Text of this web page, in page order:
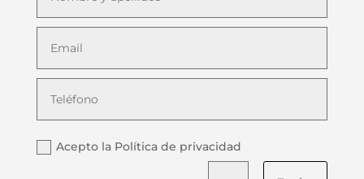
Acepto la Política de privacidad